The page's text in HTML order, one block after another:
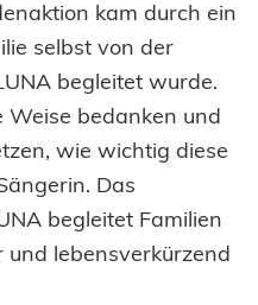
kam durch ein
selbst von der
begleitet wurde.
Weise bedanken und
wie wichtig diese
Das
begleitet Familien
lebensverkürzend